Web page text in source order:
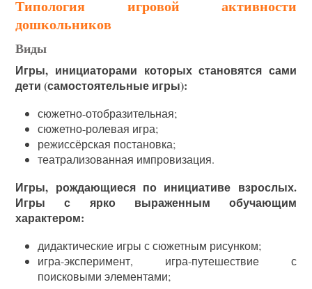
Типология игровой активности
дошкольников
Виды
Игры, инициаторами которых становятся сами
дети (самостоятельные игры):
сюжетно-отобразительная;
сюжетно-ролевая игра;
режиссёрская постановка;
театрализованная импровизация.
Игры, рождающиеся по инициативе взрослых.
Игры с ярко выраженным обучающим
характером:
дидактические игры с сюжетным рисунком;
игра-эксперимент, игра-путешествие с
поисковыми элементами;